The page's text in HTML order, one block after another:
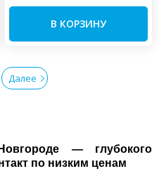
В КОРЗИНУ
Далее
— глубокого
по низким ценам